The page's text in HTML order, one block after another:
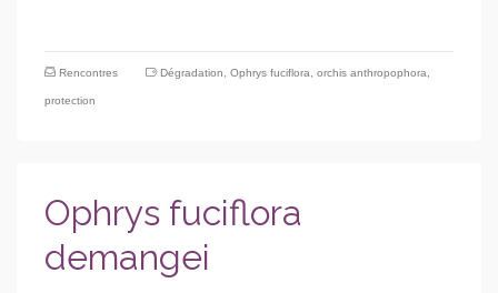
Rencontres Dégradation Ophrys fuciflora orchis anthropophora
protection
Ophrys fuciflora
demangei